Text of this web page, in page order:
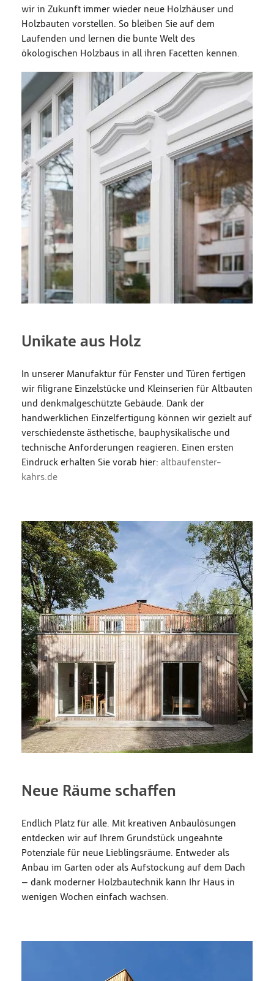
wir in Zukunft immer wieder neue Holzhäuser und
Holzbauten vorstellen. So bleiben Sie auf dem
Laufenden und lernen die bunte Welt des
ökologischen Holzbaus in all ihren Facetten kennen.
Unikate aus Holz
In unserer Manufaktur für Fenster und Türen fertigen
wir filigrane Einzelstücke und Kleinserien für Altbauten
und denkmalgeschützte Gebäude. Dank der
handwerklichen Einzelfertigung können wir gezielt auf
verschiedenste ästhetische, bauphysikalische und
technische Anforderungen reagieren. Einen ersten
Eindruck erhalten Sie vorab hier: altbaufenster-
kahrs.de
Neue Räume schaffen
Endlich Platz für alle. Mit kreativen Anbaulösungen
entdecken wir auf Ihrem Grundstück ungeahnte
Potenziale für neue Lieblingsräume. Entweder als
Anbau im Garten oder als Aufstockung auf dem Dach
– dank moderner Holzbautechnik kann Ihr Haus in
wenigen Wochen einfach wachsen.